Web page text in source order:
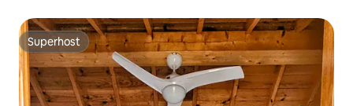
Superhost
Superhost